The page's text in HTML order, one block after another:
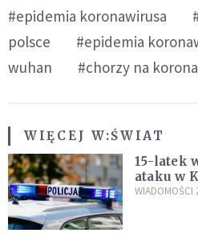
#epidemia koronawirusa
polsce
#epidemia
wuhan
#chorzy na
WIĘCEJ W:ŚWIAT
15-latek
ataku w
Policja
WIADOMOŚCI